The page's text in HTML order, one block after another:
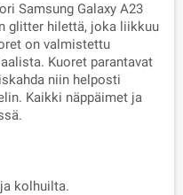
Samsung Galaxy A23
glitter hilettä, joka liikkuu
on valmistettu
Kuoret parantavat
niin helposti
Kaikki näppäimet ja
kolhuilta.